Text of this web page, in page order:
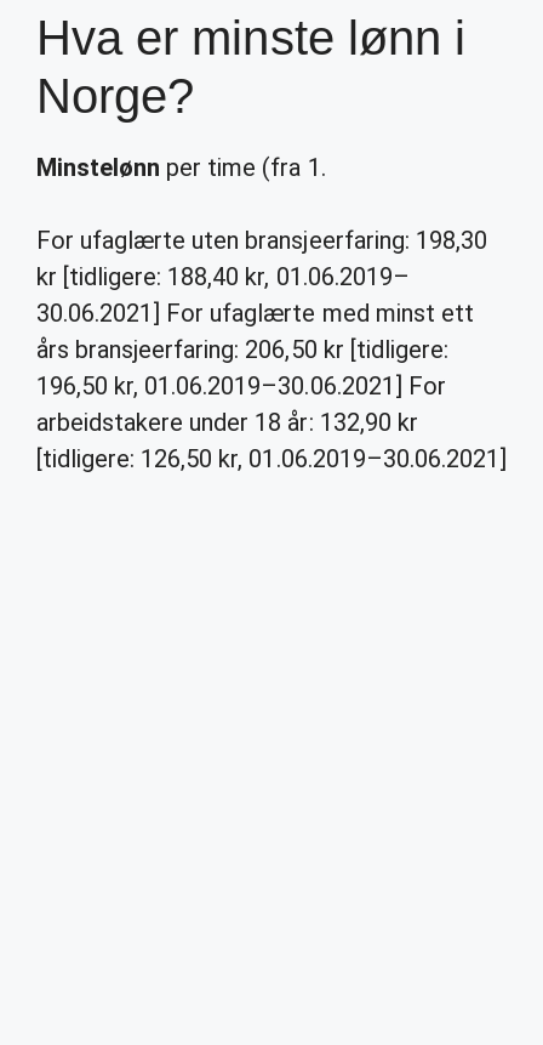
Hva er minste lønn i
Norge?
Minstelønn per time (fra 1.
For ufaglærte uten bransjeerfaring: 198,30
kr [tidligere: 188,40 kr, 01.06.2019–
30.06.2021] For ufaglærte med minst ett
års bransjeerfaring: 206,50 kr [tidligere:
196,50 kr, 01.06.2019–30.06.2021] For
arbeidstakere under 18 år: 132,90 kr
[tidligere: 126,50 kr, 01.06.2019–30.06.2021]